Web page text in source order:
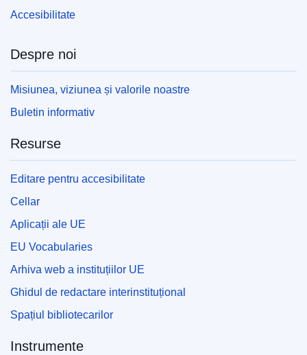
Accesibilitate
Despre noi
Misiunea, viziunea și valorile noastre
Buletin informativ
Resurse
Editare pentru accesibilitate
Cellar
Aplicații ale UE
EU Vocabularies
Arhiva web a instituțiilor UE
Ghidul de redactare interinstituțional
Spațiul bibliotecarilor
Instrumente